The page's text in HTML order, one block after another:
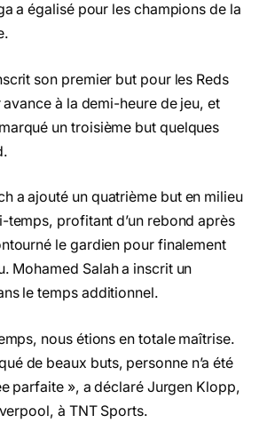
a égalisé pour les champions de la
son premier but pour les Reds
à la demi-heure de jeu, et
un troisième but quelques
a ajouté un quatrième but en milieu
temps, profitant d’un rebond après
le gardien pour finalement
Mohamed Salah a inscrit un
le temps additionnel.
nous étions en totale maîtrise.
de beaux buts, personne n’a été
parfaite », a déclaré Jurgen Klopp,
à TNT Sports.